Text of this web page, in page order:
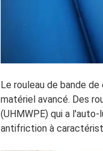
Le rouleau de bande
matériel avancé. Des
(UHMWPE) qui a
antifriction à